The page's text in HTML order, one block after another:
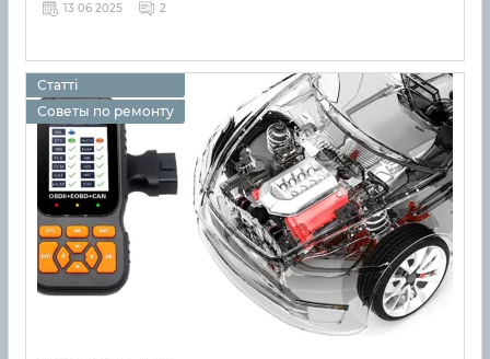
13 06 2025 2
Статті
Советы по ремонту